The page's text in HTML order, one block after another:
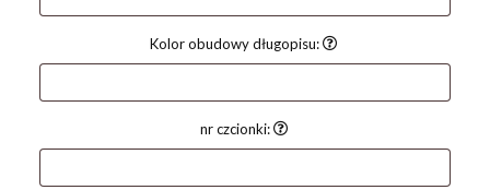
Kolor obudowy długopisu:
nr czcionki: